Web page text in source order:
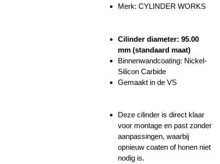
Merk: CYLINDER WORKS
Cilinder diameter: 95.00
mm (standaard maat)
Binnenwandcoating: Nickel-
Silicon Carbide
Gemaakt in de VS
Deze cilinder is direct klaar
voor montage en past zonder
aanpassingen, waarbij
opnieuw coaten of honen niet
nodig is.